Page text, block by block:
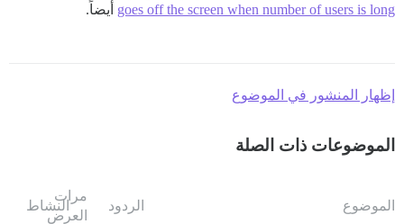
goes off the screen when number of users is long أيضاً.
إظهار المنشور في الموضوع
الموضوعات ذات الصلة
الموضوع الردود
مرات
العرض
النشاط